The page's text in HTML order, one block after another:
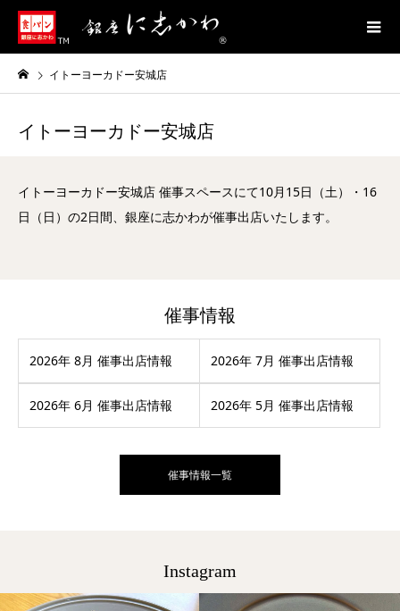
イトーヨーカドー安城店
イトーヨーカドー安城店
イトーヨーカドー安城店 催事スペースにて10月15日（土）・16
日（日）の2日間、銀座に志かわが催事出店いたします。
催事情報
2026年 8月 催事出店情報 2026年 7月 催事出店情報
2026年 6月 催事出店情報 2026年 5月 催事出店情報
催事情報一覧
Instagram